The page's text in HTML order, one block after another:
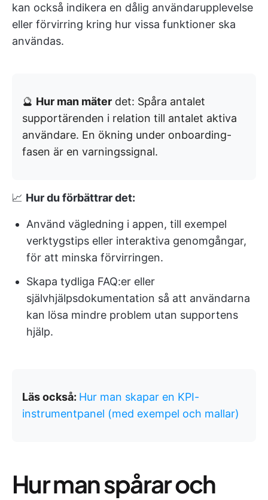
kan också indikera en dålig användarupplevelse
eller förvirring kring hur vissa funktioner ska
användas.
🔮 Hur man mäter det: Spåra antalet
supportärenden i relation till antalet aktiva
användare. En ökning under onboarding-
fasen är en varningssignal.
📈 Hur du förbättrar det:
Använd vägledning i appen, till exempel
verktygstips eller interaktiva genomgångar,
för att minska förvirringen.
Skapa tydliga FAQ:er eller
självhjälpsdokumentation så att användarna
kan lösa mindre problem utan supportens
hjälp.
Läs också: Hur man skapar en KPI-
instrumentpanel (med exempel och mallar)
Hur man spårar och